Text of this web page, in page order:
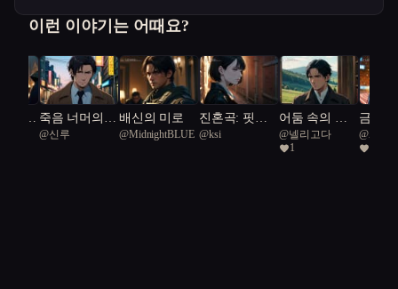
이런 이야기는 어때요?
세상 죽음 너머의
질문
@신루
배신의 미로
@MidnightBLUE
진혼곡: 핏빛
매화의 비밀
@ksi
어둠 속의 진
실
@넬리고다
1
금메
사이
@Aaron